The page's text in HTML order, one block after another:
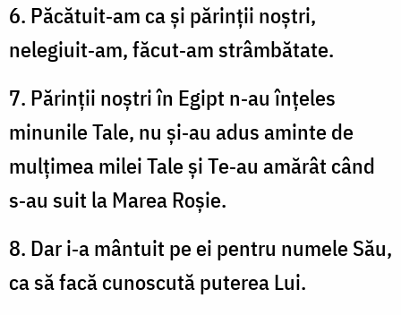
6. Păcătuit‑am ca și părinții noștri,
nelegiuit‑am, făcut‑am strâmbătate.
7. Părinții noștri în Egipt n‑au înțeles
minunile Tale, nu și‑au adus aminte de
mulțimea milei Tale și Te‑au amărât când
s‑au suit la Marea Roșie.
8. Dar i‑a mântuit pe ei pentru numele Său,
ca să facă cunoscută puterea Lui.